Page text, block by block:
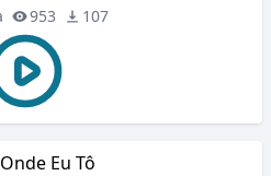
953 107
Eu Tô